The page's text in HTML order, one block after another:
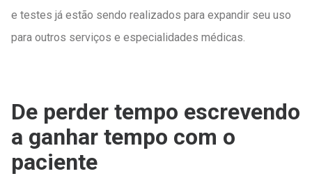
e testes já estão sendo realizados para expandir seu uso
para outros serviços e especialidades médicas.
De perder tempo escrevendo
a ganhar tempo com o
paciente